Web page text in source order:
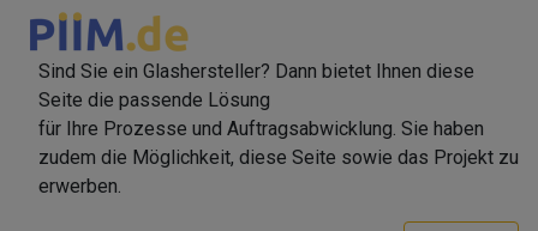
Sind Sie ein Glashersteller? Dann bietet Ihnen diese
Seite die passende Lösung
für Ihre Prozesse und Auftragsabwicklung. Sie haben
zudem die Möglichkeit, diese Seite sowie das Projekt zu
erwerben.